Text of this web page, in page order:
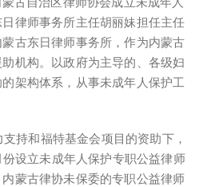
律师事务所主任胡丽妹担任主任
古东日律师事务所，作为内蒙古
机构。以政府为主导的、各级妇
架构体系，从事未成年人保护工
持和福特基金会项目的资助下，
设立未成年人保护专职公益律师
蒙古律协未保委的专职公益律师